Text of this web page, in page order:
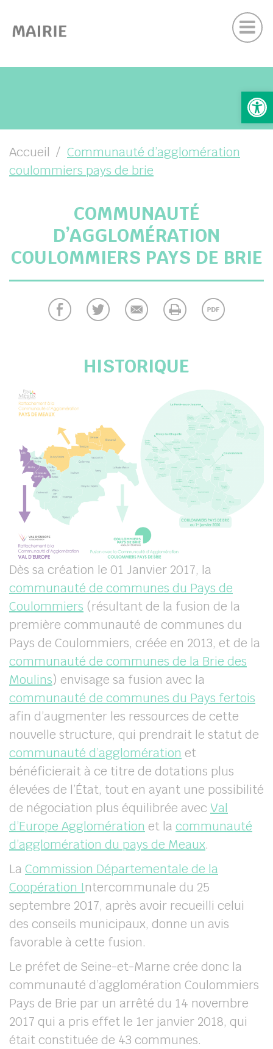
( VIE LOCALE )
Suivez-nous sur Facebook
Accueil
Communauté d’agglomération
coulommiers pays de brie
COMMUNAUTÉ
D’AGGLOMÉRATION
COULOMMIERS PAYS DE BRIE
HISTORIQUE
Dès sa création le 01 Janvier 2017, la
communauté de communes du Pays de
Coulommiers (résultant de la fusion de la
première communauté de communes du
Pays de Coulommiers, créée en 2013, et de la
communauté de communes de la Brie des
Moulins) envisage sa fusion avec la
communauté de communes du Pays fertois
afin d’augmenter les ressources de cette
nouvelle structure, qui prendrait le statut de
communauté d’agglomération et
bénéficierait à ce titre de dotations plus
élevées de l’État, tout en ayant une possibilité
de négociation plus équilibrée avec Val
d’Europe Agglomération et la communauté
d’agglomération du pays de Meaux.
La Commission Départementale de la
Coopération Intercommunale du 25
septembre 2017, après avoir recueilli celui
des conseils municipaux, donne un avis
favorable à cette fusion.
Le préfet de Seine-et-Marne crée donc la
communauté d’agglomération Coulommiers
Pays de Brie par un arrêté du 14 novembre
2017 qui a pris effet le 1er janvier 2018, qui
était constituée de 43 communes.